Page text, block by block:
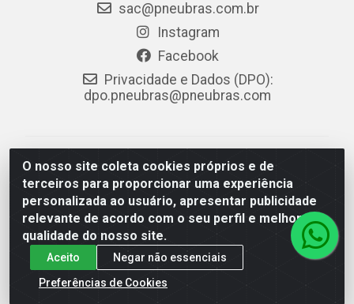
O nosso site coleta cookies próprios e de
terceiros para proporcionar uma experiência
personalizada ao usuário, apresentar publicidade
relevante de acordo com o seu perfil e melhorar a
qualidade do nosso site.
Aceito
Negar não essenciais
Preferências de Cookies
sac@pneubras.com.br
Instagram
Facebook
Privacidade e Dados (DPO):
dpo.pneubras@pneubras.com
PneuBras - Rodovia BR-101, KM 82 - Prazeres,
Jaboatão dos Guararapes/PE - CEP 54.335-000 - CNPJ
08.678.386/0001-05 - Pneubras Comércio de Pneus
Ltda